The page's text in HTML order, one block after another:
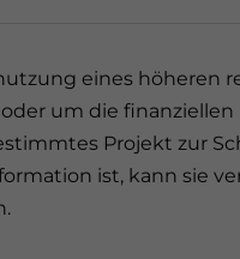
eines höheren
um die finanziellen
Projekt zur
ist, kann sie